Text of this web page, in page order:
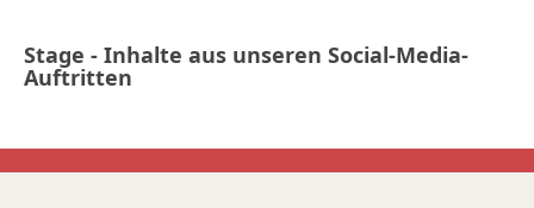
Stage - Inhalte aus unseren Social-Media-
Auftritten